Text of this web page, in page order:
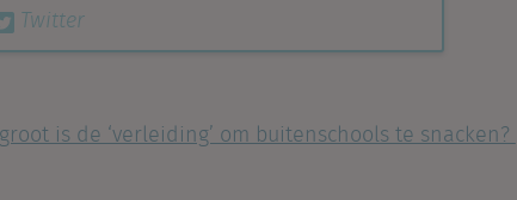
Twitter
is de ‘verleiding’ om buitenschools te snacken?